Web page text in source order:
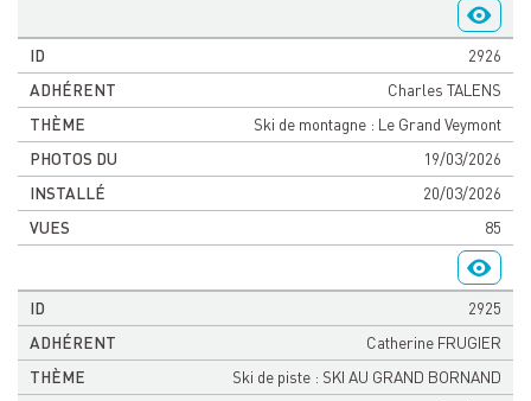
2926
Charles TALENS
Ski de montagne : Le Grand Veymont
19/03/2026
20/03/2026
85
2925
Catherine FRUGIER
Ski de piste : SKI AU GRAND BORNAND